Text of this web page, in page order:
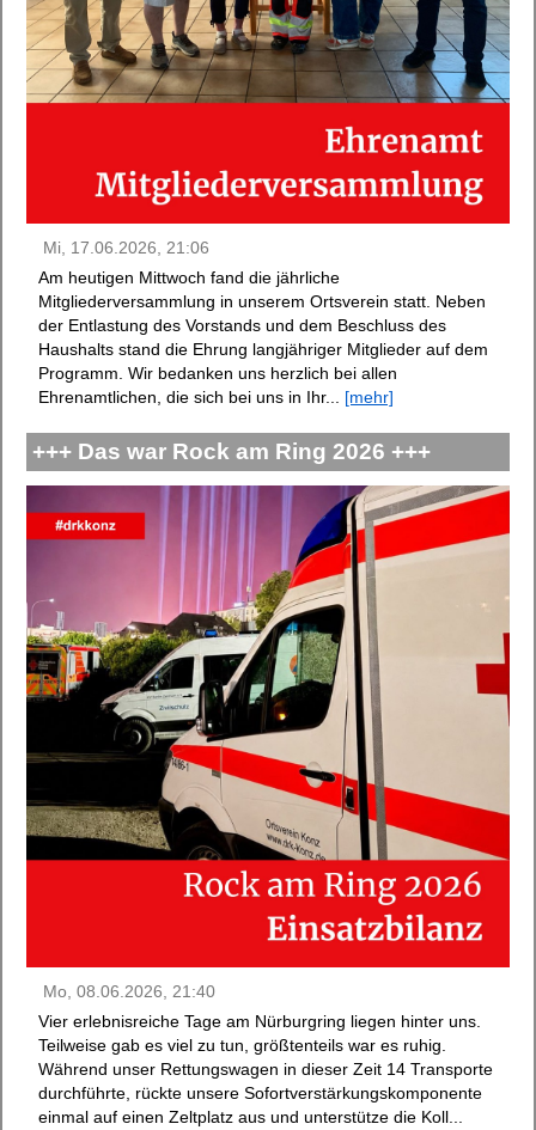
Mi, 17.06.2026, 21:06
Am heutigen Mittwoch fand die jährliche
Mitgliederversammlung in unserem Ortsverein statt. Neben
der Entlastung des Vorstands und dem Beschluss des
Haushalts stand die Ehrung langjähriger Mitglieder auf dem
Programm. Wir bedanken uns herzlich bei allen
Ehrenamtlichen, die sich bei uns in Ihr... [mehr]
+++ Das war Rock am Ring 2026 +++
Mo, 08.06.2026, 21:40
Vier erlebnisreiche Tage am Nürburgring liegen hinter uns.
Teilweise gab es viel zu tun, größtenteils war es ruhig.
Während unser Rettungswagen in dieser Zeit 14 Transporte
durchführte, rückte unsere Sofortverstärkungskomponente
einmal auf einen Zeltplatz aus und unterstütze die Koll...